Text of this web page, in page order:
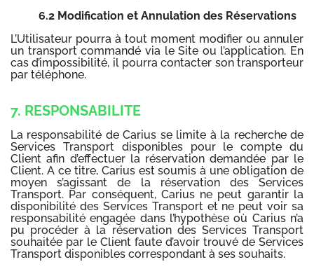
6.2 Modification et Annulation des Réservations
L’Utilisateur pourra à tout moment modifier ou annuler
un transport commandé via le Site ou l’application. En
cas d’impossibilité, il pourra contacter son transporteur
par téléphone.
7. RESPONSABILITE
La responsabilité de Carius se limite à la recherche de
Services Transport disponibles pour le compte du
Client afin d’effectuer la réservation demandée par le
Client. A ce titre, Carius est soumis à une obligation de
moyen s’agissant de la réservation des Services
Transport. Par conséquent, Carius ne peut garantir la
disponibilité des Services Transport et ne peut voir sa
responsabilité engagée dans l’hypothèse où Carius n’a
pu procéder à la réservation des Services Transport
souhaitée par le Client faute d’avoir trouvé de Services
Transport disponibles correspondant à ses souhaits.